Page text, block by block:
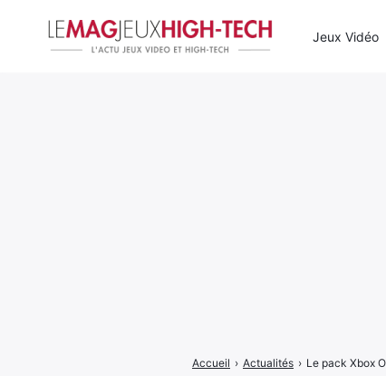
Accueil › Actualités › Le pack Xbox
Jeux Vidéo